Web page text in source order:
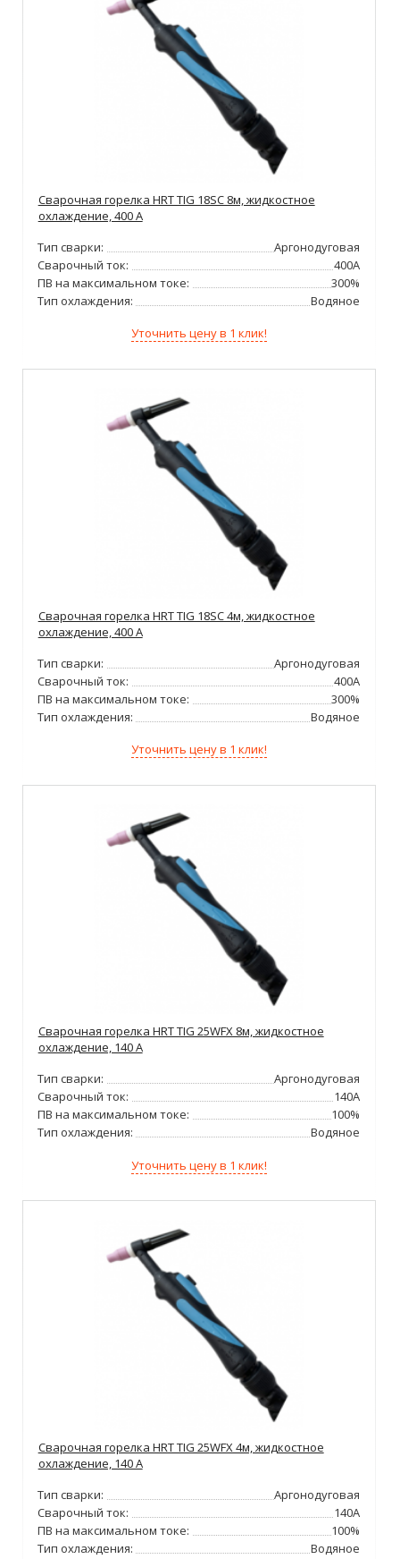
Сварочная горелка HRT TIG 18SC 8м, жидкостное
охлаждение, 400 А
Тип сварки:
Аргонодуговая
Сварочный ток:
400А
ПВ на максимальном токе:
300%
Тип охлаждения:
Водяное
Уточнить цену в 1 клик!
Сварочная горелка HRT TIG 18SC 4м, жидкостное
охлаждение, 400 А
Тип сварки:
Аргонодуговая
Сварочный ток:
400А
ПВ на максимальном токе:
300%
Тип охлаждения:
Водяное
Уточнить цену в 1 клик!
Сварочная горелка HRT TIG 25WFX 8м, жидкостное
охлаждение, 140 А
Тип сварки:
Аргонодуговая
Сварочный ток:
140А
ПВ на максимальном токе:
100%
Тип охлаждения:
Водяное
Уточнить цену в 1 клик!
Сварочная горелка HRT TIG 25WFX 4м, жидкостное
охлаждение, 140 А
Тип сварки:
Аргонодуговая
Сварочный ток:
140А
ПВ на максимальном токе:
100%
Тип охлаждения:
Водяное